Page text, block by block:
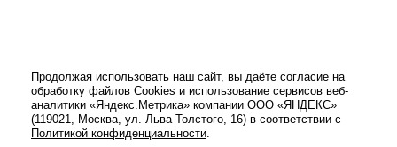
Продолжая использовать наш сайт, вы даёте согласие на
обработку файлов Cookies и использование сервисов веб-
аналитики «Яндекс.Метрика» компании ООО «ЯНДЕКС»
(119021, Москва, ул. Льва Толстого, 16) в соответствии с
Политикой конфиденциальности.